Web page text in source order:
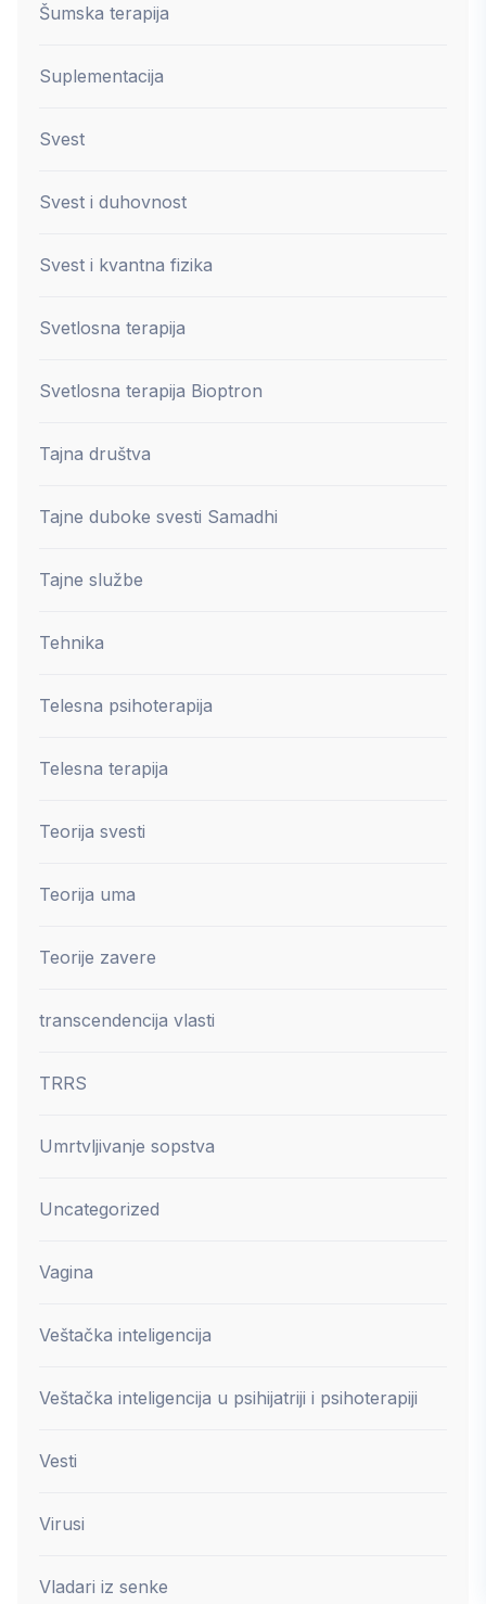
Šumska terapija
Suplementacija
Svest
Svest i duhovnost
Svest i kvantna fizika
Svetlosna terapija
Svetlosna terapija Bioptron
Tajna društva
Tajne duboke svesti Samadhi
Tajne službe
Tehnika
Telesna psihoterapija
Telesna terapija
Teorija svesti
Teorija uma
Teorije zavere
transcendencija vlasti
TRRS
Umrtvljivanje sopstva
Uncategorized
Vagina
Veštačka inteligencija
Veštačka inteligencija u psihijatriji i psihoterapiji
Vesti
Virusi
Vladari iz senke